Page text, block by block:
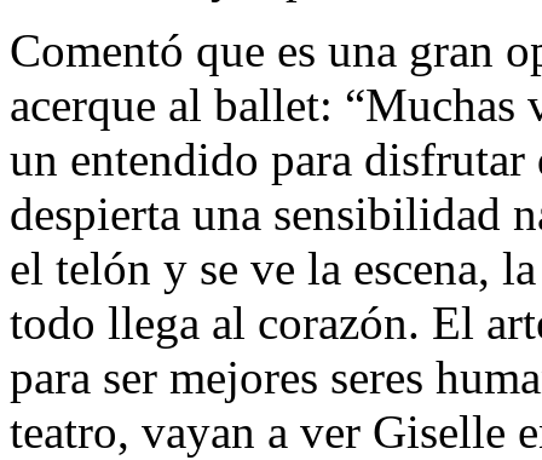
Comentó que es una gran
acerque al ballet: “Muchas
un entendido para
despierta una sensibilidad
el telón y se ve la escena,
todo llega al corazón. El
para ser mejores seres
teatro, vayan a ver Giselle